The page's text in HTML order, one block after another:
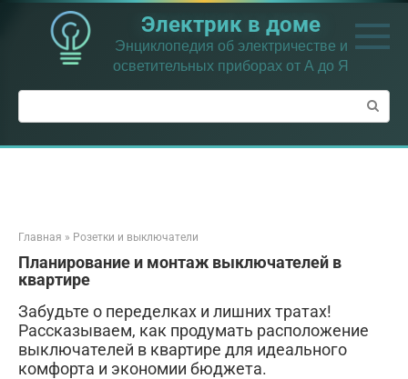
Перейти
контенту
Электрик в доме
Энциклопедия об электричестве и
осветительных приборах от А до Я
Поиск:
Главная » Розетки и выключатели
Планирование и монтаж выключателей в
квартире
Забудьте о переделках и лишних тратах!
Рассказываем, как продумать расположение
выключателей в квартире для идеального
комфорта и экономии бюджета.